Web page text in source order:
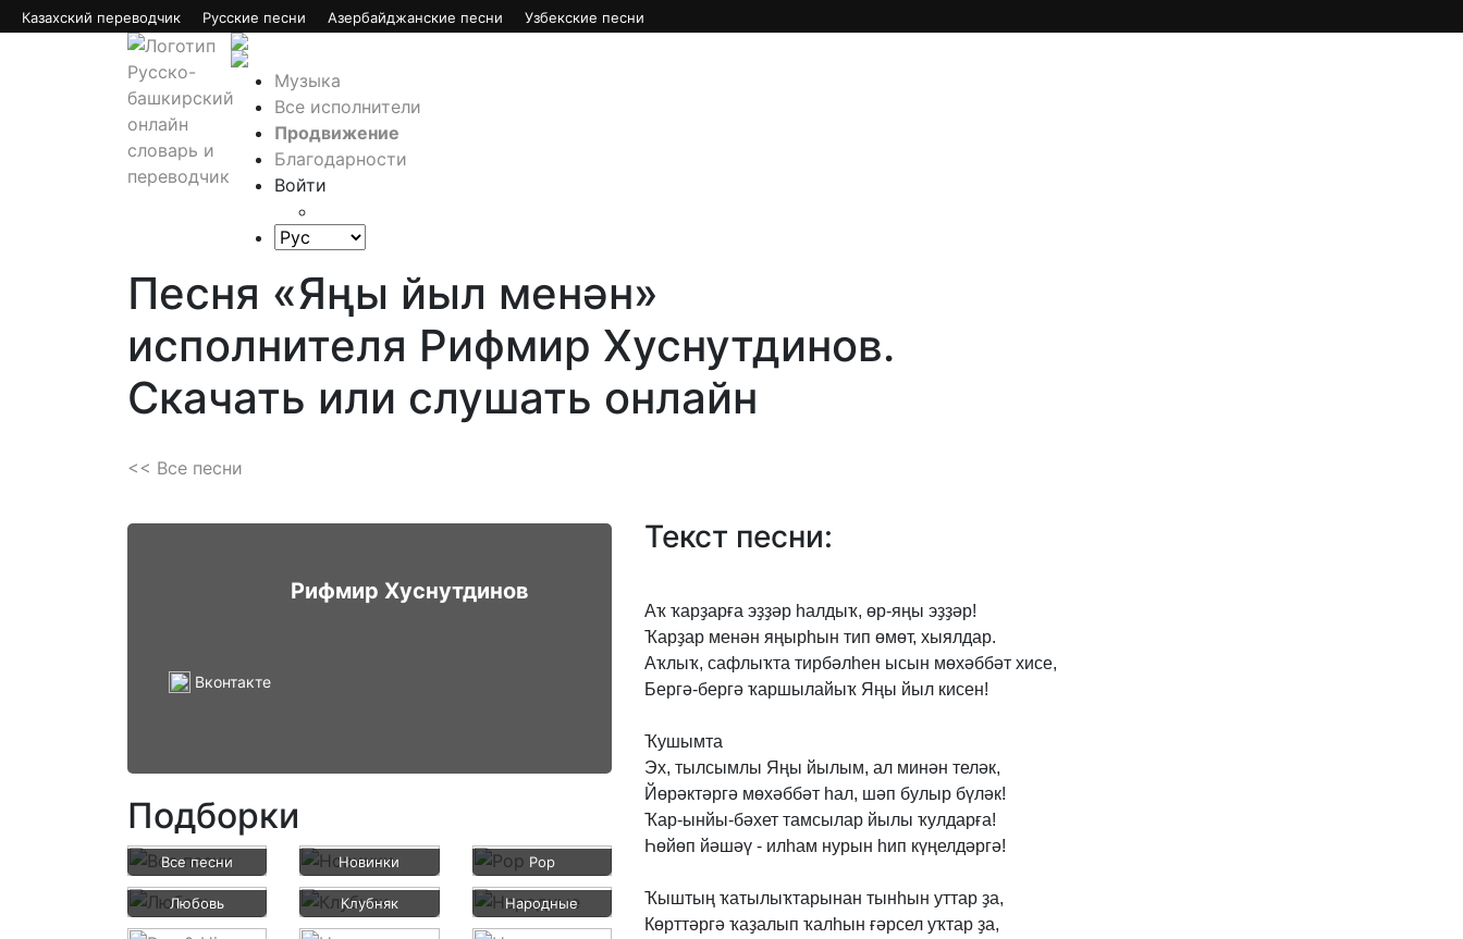
Казахский переводчик Русские песни Азербайджанские песни Узбекские песни
Музыка
Все исполнители
Продвижение
Благодарности
Войти
Песня «Яңы йыл менән»
исполнителя Рифмир Хуснутдинов.
Скачать или слушать онлайн
<< Все песни
Текст песни:
Аҡ ҡарҙарға эҙҙәр һалдыҡ, өр-яңы эҙҙәр!
Ҡарҙар менән яңырһын тип өмөт, хыялдар.
Аҡлыҡ, сафлыҡта тирбәлһен ысын мөхәббәт хисе,
Бергә-бергә ҡаршылайыҡ Яңы йыл кисен!
Ҡушымта
Эх, тылсымлы Яңы йылым, ал минән теләк,
Йөрәктәргә мөхәббәт һал, шәп булыр бүләк!
Ҡар-ынйы-бәхет тамсылар йылы ҡулдарға!
Һөйөп йәшәү - илһам нурын һип күңелдәргә!
Ҡыштың ҡатылыҡтарынан тынһын уттар ҙа,
Көрттәргә ҡаҙалып ҡалһын ғәрсел уҡтар ҙа,
Рифмир Хуснутдинов
Вконтакте
Подборки
Все песни Новинки Pop
Любовь Клубняк Народные